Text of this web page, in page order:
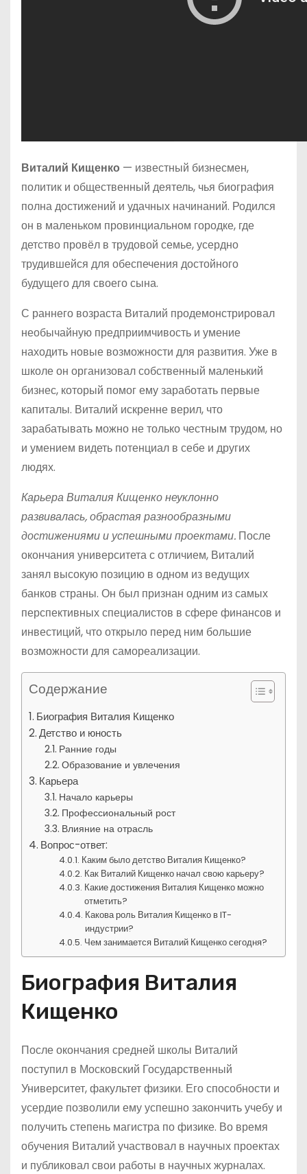
Виталий Кищенко — известный бизнесмен,
политик и общественный деятель, чья биография
полна достижений и удачных начинаний. Родился
он в маленьком провинциальном городке, где
детство провёл в трудовой семье, усердно
трудившейся для обеспечения достойного
будущего для своего сына.
С раннего возраста Виталий продемонстрировал
необычайную предприимчивость и умение
находить новые возможности для развития. Уже в
школе он организовал собственный маленький
бизнес, который помог ему заработать первые
капиталы. Виталий искренне верил, что
зарабатывать можно не только честным трудом, но
и умением видеть потенциал в себе и других
людях.
Карьера Виталия Кищенко неуклонно
развивалась, обрастая разнообразными
достижениями и успешными проектами. После
окончания университета с отличием, Виталий
занял высокую позицию в одном из ведущих
банков страны. Он был признан одним из самых
перспективных специалистов в сфере финансов и
инвестиций, что открыло перед ним большие
возможности для самореализации.
Содержание
Биография Виталия Кищенко
Детство и юность
Ранние годы
Образование и увлечения
Карьера
Начало карьеры
Профессиональный рост
Влияние на отрасль
Вопрос-ответ:
Каким было детство Виталия Кищенко?
Как Виталий Кищенко начал свою карьеру?
Какие достижения Виталия Кищенко можно
отметить?
Какова роль Виталия Кищенко в IT-
индустрии?
Чем занимается Виталий Кищенко сегодня?
Биография Виталия
Кищенко
После окончания средней школы Виталий
поступил в Московский Государственный
Университет, факультет физики. Его способности и
усердие позволили ему успешно закончить учебу и
получить степень магистра по физике. Во время
обучения Виталий участвовал в научных проектах
и публиковал свои работы в научных журналах.